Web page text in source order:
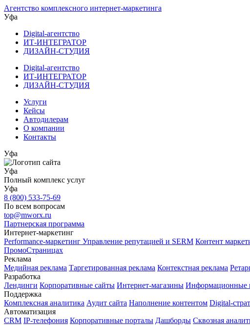
Агентство комплексного интернет-маркетинга
Уфа
Digital-агентство
ИТ-ИНТЕГРАТОР
ДИЗАЙН-СТУДИЯ
Digital-агентство
ИТ-ИНТЕГРАТОР
ДИЗАЙН-СТУДИЯ
Услуги
Кейсы
Автодилерам
О компании
Контакты
Уфа
Уфа
Полный комплекс услуг
Уфа
8 (800) 533-75-69
По всем вопросам
top@mworx.ru
Партнерская программа
Интернет-маркетинг
Performance-маркетинг Управление репутацией и SERM Контент
ПромоСтраницах
Реклама
Медийная реклама Таргетированная реклама Контекстная реклама
Разработка
Лендинги Корпоративные сайты Интернет-магазины Информационные
Поддержка
Комплексная аналитика Аудит сайта Наполнение контентом Digital-
Автоматизация
CRM IP-телефония Корпоративные порталы Дашборды Сквозная